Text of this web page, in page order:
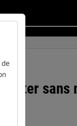
sans